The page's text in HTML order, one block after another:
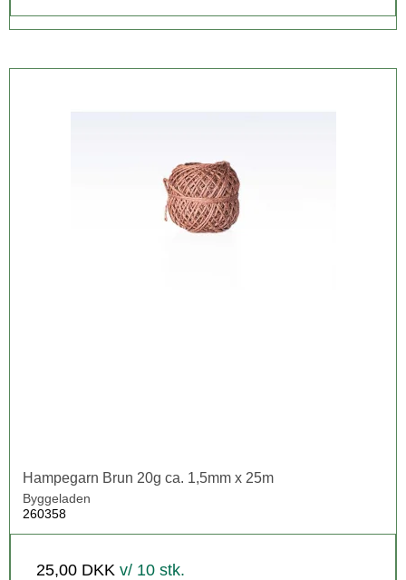
Hampegarn Brun 20g ca. 1,5mm x 25m
Byggeladen
260358
25,00 DKK v/ 10 stk.